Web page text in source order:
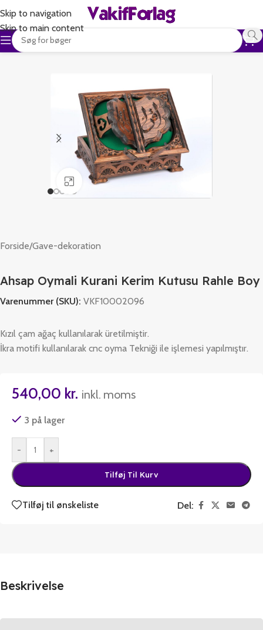
Skip to navigation
Skip to main content
Klik for at forstørre
Forside/Gave-dekoration
Ahsap Oymali Kurani Kerim Kutusu Rahle Boy
Varenummer (SKU): VKF10002096
Kızıl çam ağaç kullanılarak üretilmiştir.
İkra motifi kullanılarak cnc oyma Tekniği ile işlemesi yapılmıştır.
540,00 kr. inkl. moms
3 på lager
- +
Tilføj Til Kurv
Tilføj til ønskeliste Del:
Beskrivelse